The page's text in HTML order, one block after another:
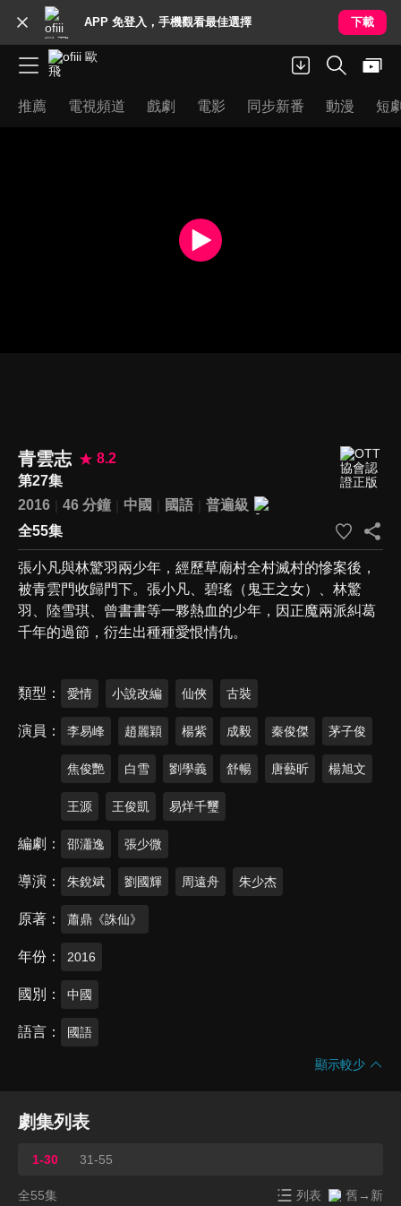
APP 免登入，手機觀看最佳選擇 下載
推薦 電視頻道 戲劇 電影 同步新番 動漫 短
青雲志
8.2
第27集
2016
46 分鐘 中國 國語
普遍級
全55集
張小凡與林驚羽兩少年，經歷草廟村全村滅村的慘案後，
被青雲門收歸門下。張小凡、碧瑤（鬼王之女）、林驚
羽、陸雪琪、曾書書等一夥熱血的少年，因正魔兩派糾葛
千年的過節，衍生出種種愛恨情仇。
類型 愛情 小說改編 仙俠 古裝
演員 李易峰 趙麗穎 楊紫 成毅 秦俊傑 茅子俊
焦俊艷 白雪 劉學義 舒暢 唐藝昕 楊旭文
王源 王俊凱 易烊千璽
編劇 邵瀟逸 張少微
導演 朱銳斌 劉國輝 周遠舟 朱少杰
原著 蕭鼎《誅仙》
年份 2016
國別 中國
語言 國語
顯示較少
劇集列表
1-30 31-55
全55集 列表 舊→新